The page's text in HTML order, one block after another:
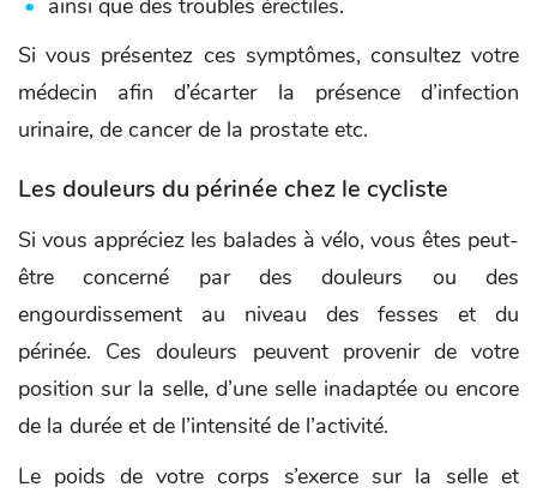
Si vous présentez ces symptômes, consultez votre
médecin afin d’écarter la présence d’infection
urinaire, de cancer de la prostate etc.
Les douleurs du périnée chez le cycliste
Si vous appréciez les balades à vélo, vous êtes peut-
être concerné par des douleurs ou des
engourdissement au niveau des fesses et du
périnée. Ces douleurs peuvent provenir de votre
position sur la selle, d’une selle inadaptée ou encore
de la durée et de l’intensité de l’activité.
Le poids de votre corps s’exerce sur la selle et